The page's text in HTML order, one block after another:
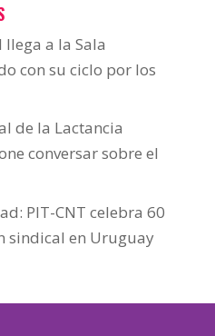
a la Sala
con su ciclo por los
de la Lactancia
conversar sobre el
PIT-CNT celebra 60
sindical en Uruguay